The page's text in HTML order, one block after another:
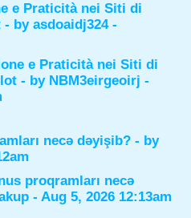
e Praticità nei Siti di
- byasdoaidj324-
e Praticità nei Siti di
- by NBM3eirgeoirj -
necə dəyişib? - by
proqramları necə
- Aug 5, 2026 12:13am